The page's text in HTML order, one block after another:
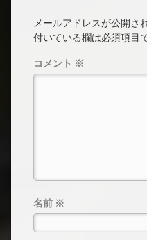
メールアドレスが公開さ
付いている欄は必須項目
コメント ※
名前 ※